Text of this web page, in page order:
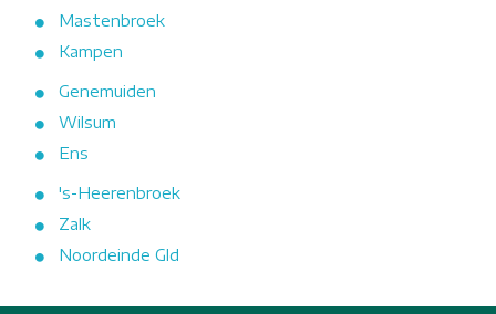
Mastenbroek
Kampen
Genemuiden
Wilsum
Ens
's-Heerenbroek
Zalk
Noordeinde Gld